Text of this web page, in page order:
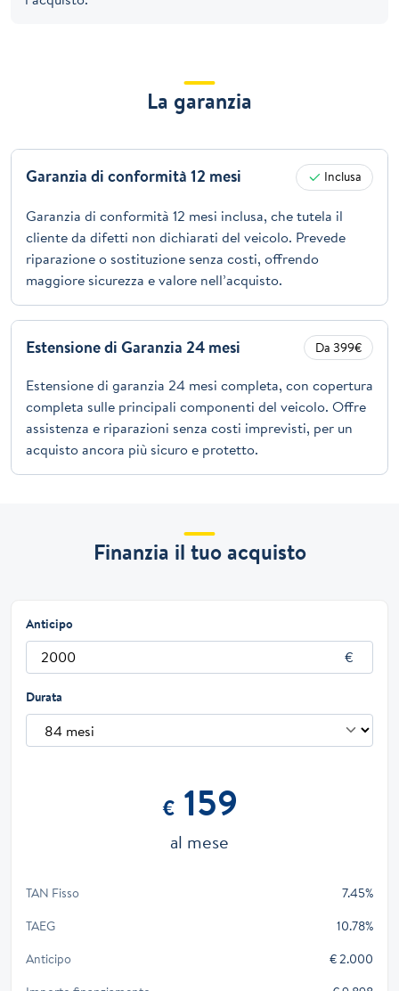
La garanzia
Garanzia di conformità 12 mesi Inclusa
Garanzia di conformità 12 mesi inclusa, che tutela il
cliente da difetti non dichiarati del veicolo. Prevede
riparazione o sostituzione senza costi, offrendo
maggiore sicurezza e valore nell’acquisto.
Estensione di Garanzia 24 mesi Da 399€
Estensione di garanzia 24 mesi completa, con copertura
completa sulle principali componenti del veicolo. Offre
assistenza e riparazioni senza costi imprevisti, per un
acquisto ancora più sicuro e protetto.
Finanzia il tuo acquisto
Anticipo
Durata
€159
al mese
TAN Fisso
7.45%
TAEG
10.78%
Anticipo
€ 2.000